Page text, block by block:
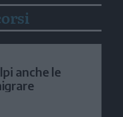
anche le